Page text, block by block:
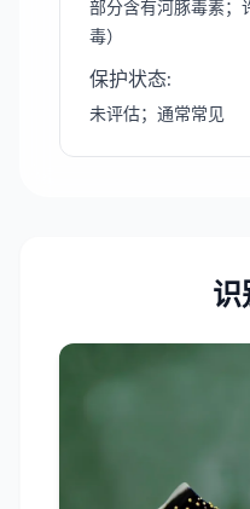
部分含有河豚毒素；
毒）
保护状态:
未评估；通常常见
识